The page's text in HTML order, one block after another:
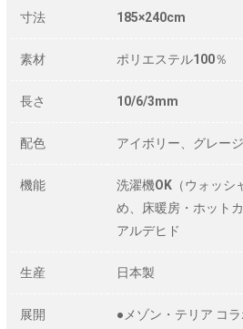
寸法 185×240cm
素材 ポリエステル100％
長さ 10/6/3mm
配色 アイボリー、グレージ
機能
洗濯機OK（ウォッシ
め、床暖房・ホット
アルデヒド
生産 日本製
展開
●メゾン・テリア コ